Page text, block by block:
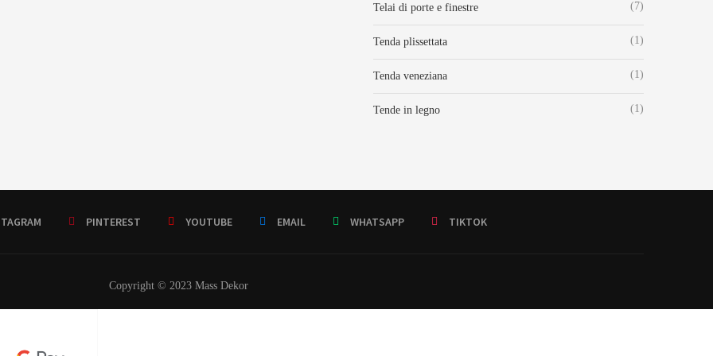
Telai di porte e finestre (7)
Tenda plissettata (1)
Tenda veneziana (1)
Tende in legno (1)
PINTEREST YOUTUBE EMAIL WHATSAPP TIKTOK
Copyright © 2023 Mass Dekor